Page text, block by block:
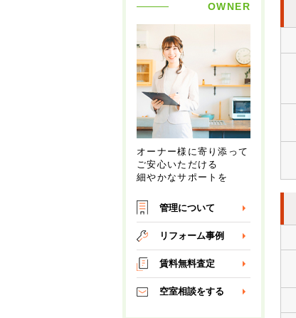
OWNER
オーナー様に寄り添って
ご安心いただける
細やかなサポートを
管理について
リフォーム事例
賃料無料査定
空室相談をする